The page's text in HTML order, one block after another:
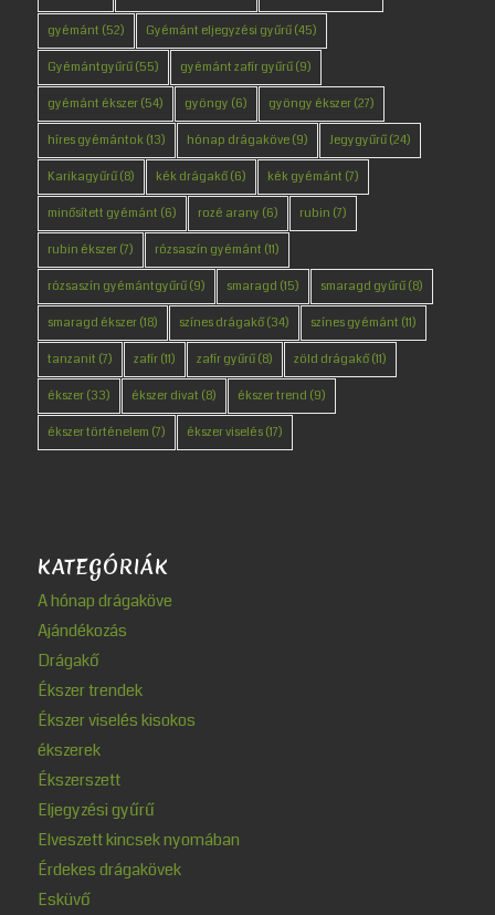
gyémánt (52) Gyémánt eljegyzési gyűrű(45)
Gyémántgyűrű(55) gyémánt zafír gyűrű(9)
gyémánt ékszer(54) gyöngy (6) gyöngy ékszer(27)
híres gyémántok(13) hónap drágaköve(9) Jegygyűrű(24)
Karikagyűrű(8) kék drágakő(6) kék gyémánt (7)
minősített gyémánt (6) rozé arany (6) rubin (7)
rubin ékszer(7) rózsaszín gyémánt (11)
rózsaszín gyémántgyűrű(9) smaragd (15) smaragd gyűrű(8)
smaragd ékszer(18) színes drágakő(34) színes gyémánt (11)
tanzanit (7) zafír(11) zafír gyűrű(8) zöld drágakő(11)
ékszer(33) ékszer divat (8) ékszer trend (9)
ékszer történelem (7) ékszer viselés(17)
KATEGÓRIÁK
A hónap drágaköve
Ajándékozás
Drágakő
Ékszer trendek
Ékszer viselés kisokos
ékszerek
Ékszerszett
Eljegyzési gyűrű
Elveszett kincsek nyomában
Érdekes drágakövek
Esküvő